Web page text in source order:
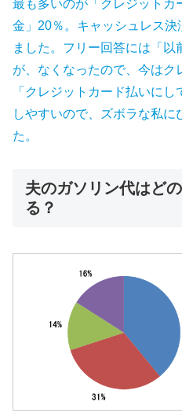
最も多いのが「クレジットカ
金」20％。キャッシュレス決
ました。フリー回答には「
が、なくなったので、今はク
「クレジットカード払いに
しやすいので、ズボラな私
た。
夫のガソリン代はど
る？